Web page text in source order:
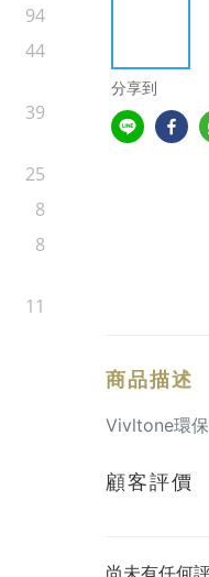
94
44
39
25
8
8
11
分享到
商品描述
Vivltone環
顧客評價